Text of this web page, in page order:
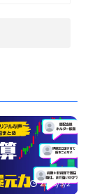
2026/5/2